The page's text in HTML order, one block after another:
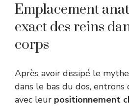
Emplacement
exact des reins
corps
Après avoir dissipé le
dans le bas du dos,
avec leur positionnement